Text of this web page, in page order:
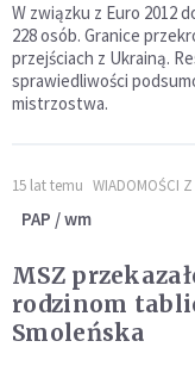
W związku z Euro 2012
228 osób. Granice
przejściach z Ukrainą.
sprawiedliwości
mistrzostwa.
15 lat temu WIADOMOŚCI Z
PAP / wm
MSZ
rodzinom
Smoleńska